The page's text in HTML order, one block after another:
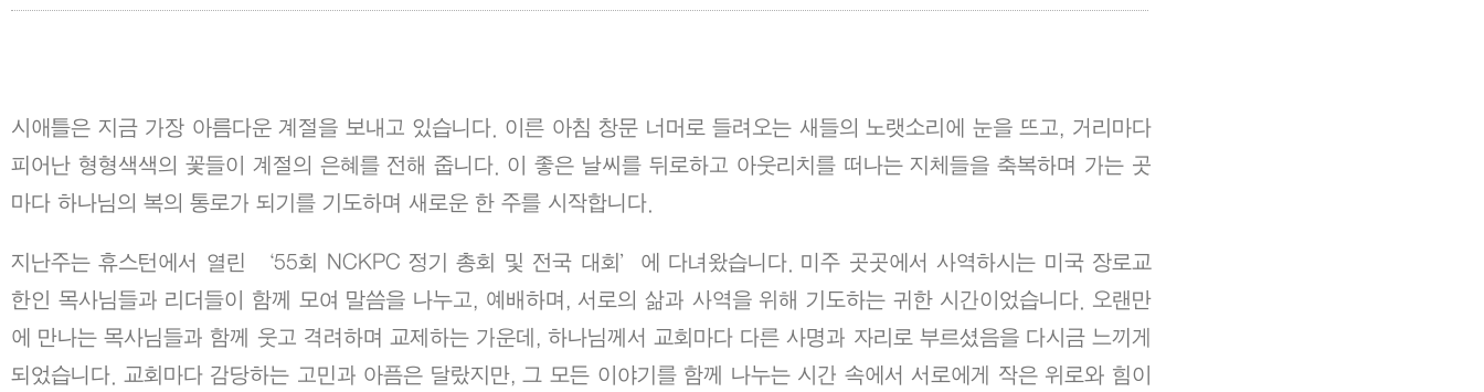
시애틀은 지금 가장 아름다운 계절을 보내고 있습니다. 이른 아침 창문 너머로 들려오는 새들의 노랫소리에 눈을 뜨고, 거리마다
피어난 형형색색의 꽃들이 계절의 은혜를 전해 줍니다. 이 좋은 날씨를 뒤로하고 아웃리치를 떠나는 지체들을 축복하며 가는 곳
마다 하나님의 복의 통로가 되기를 기도하며 새로운 한 주를 시작합니다.
지난주는 휴스턴에서 열린 ‘55회 NCKPC 정기 총회 및 전국 대회’에 다녀왔습니다. 미주 곳곳에서 사역하시는 미국 장로교
한인 목사님들과 리더들이 함께 모여 말씀을 나누고, 예배하며, 서로의 삶과 사역을 위해 기도하는 귀한 시간이었습니다. 오랜만
에 만나는 목사님들과 함께 웃고 격려하며 교제하는 가운데, 하나님께서 교회마다 다른 사명과 자리로 부르셨음을 다시금 느끼게
되었습니다. 교회마다 감당하는 고민과 아픔은 달랐지만, 그 모든 이야기를 함께 나누는 시간 속에서 서로에게 작은 위로와 힘이